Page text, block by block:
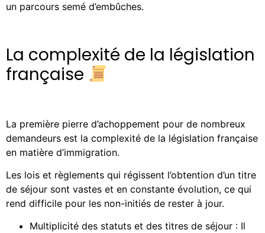
un parcours semé d’embûches.
La complexité de la législation
française
La première pierre d’achoppement pour de nombreux
demandeurs est la complexité de la législation française
en matière d’immigration.
Les lois et règlements qui régissent l’obtention d’un titre
de séjour sont vastes et en constante évolution, ce qui
rend difficile pour les non-initiés de rester à jour.
Multiplicité des statuts et des titres de séjour : Il